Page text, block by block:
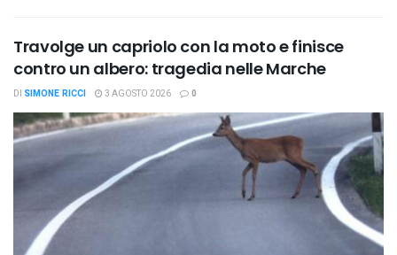
Travolge un capriolo con la moto e finisce
contro un albero: tragedia nelle Marche
DI SIMONE RICCI 3 AGOSTO 2026 0